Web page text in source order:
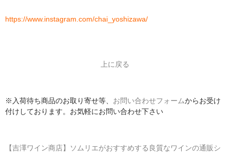
https://www.instagram.com/chai_yoshizawa/
上に戻る
※入荷待ち商品のお取り寄せ等、 お問い合わせフォームからお受け
付けしております。お気軽にお問い合わせ下さい
【吉澤ワイン商店】ソムリエがおすすめする良質なワインの通販シ